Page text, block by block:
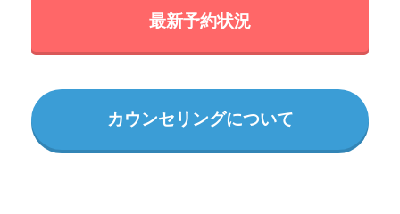
最新予約状況
カウンセリングについて